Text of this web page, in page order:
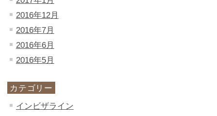
2016年12月
2016年7月
2016年6月
2016年5月
カテゴリー
インビザライン